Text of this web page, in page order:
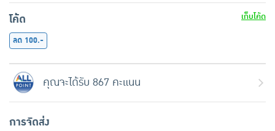
โค้ด
เก็บโค้ด
ลด 100.-
คุณจะได้รับ 867 คะแนน
การจัดส่ง